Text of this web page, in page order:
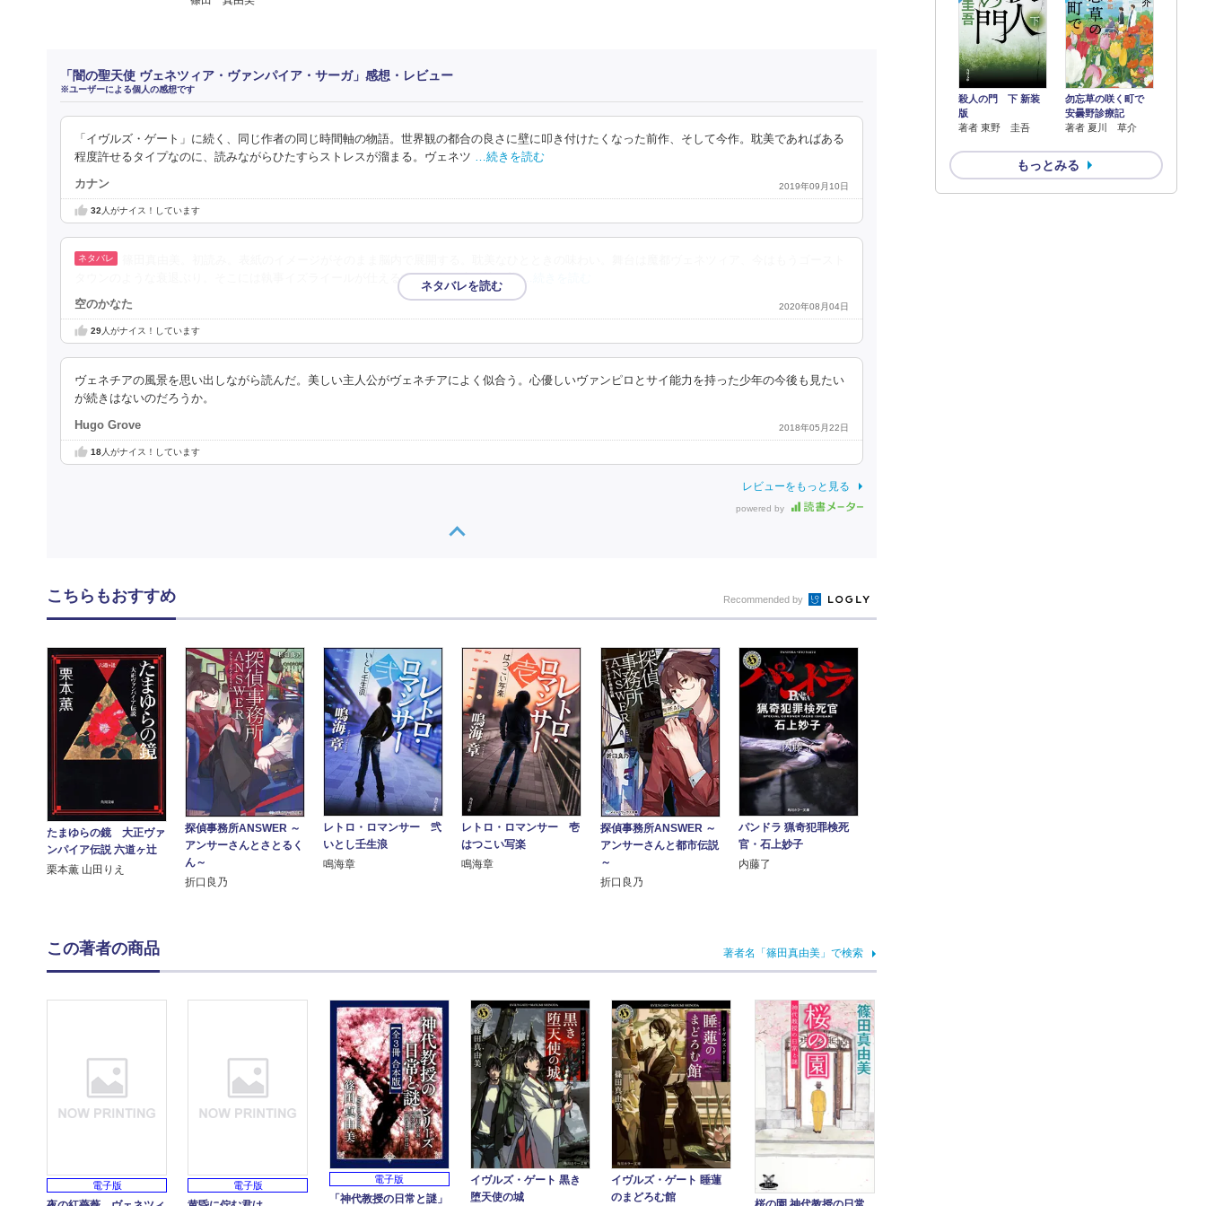
「闇の聖天使 ヴェネツィア・ヴァンパイア・サーガ」感想・レビュー
※ユーザーによる個人の感想です
「イヴルズ・ゲート」に続く、同じ作者の同じ時間軸の物語。世界観の都合の良さに壁に叩き付けたくなった前作、そして今作。耽美であればある
程度許せるタイプなのに、読みながらひたすらストレスが溜まる。ヴェネツ …続きを読む
カナン 2019年09月10日
32 人がナイス！しています
タウンのような衰退ぶり。そこには執事イズライールが仕えるすみれ色の瞳を持つ美 …続きを読む
空のかなた 2020年08月04日
29人がナイス！しています
ヴェネチアの風景を思い出しながら読んだ。美しい主人公がヴェネチアによく似合う。心優しいヴァンピロとサイ能力を持った少年の今後も見たい
が続きはないのだろうか。
Hugo Grove 2018年05月22日
18人がナイス！しています
レビューをもっと見る
powered by
殺人の門 下 新装
版
著者 東野 圭吾
勿忘草の咲く町で
安曇野診療記
著者 夏川 草介
もっとみる
こちらもおすすめ Recommended by
たまゆらの鏡 大正ヴァ
ンパイア伝説 六道ヶ辻
栗本薫 山田りえ
探偵事務所ANSWER ～
アンサーさんとさとるく
ん～
折口良乃
レトロ・ロマンサー 弐
いとし壬生浪
鳴海章
レトロ・ロマンサー 壱
はつこい写楽
鳴海章
探偵事務所ANSWER ～
アンサーさんと都市伝説
～
折口良乃
パンドラ 猟奇犯罪検死
官・石上妙子
内藤了
この著者の商品 著者名「篠田真由美」で検索
電子版 電子版
電子版
「神代教授の日常と謎」
イヴルズ・ゲート 黒き
堕天使の城
イヴルズ・ゲート 睡蓮
のまどろむ館